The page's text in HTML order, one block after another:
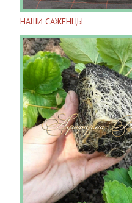
НАШИ САЖЕНЦЫ